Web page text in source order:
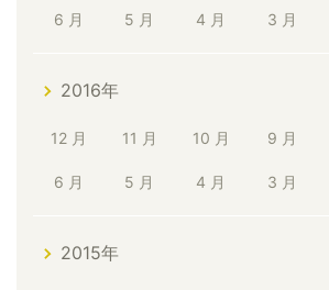
6 月 5 月 4 月 3 月
2016年
12 月 11 月 10 月 9 月
6 月 5 月 4 月 3 月
2015年